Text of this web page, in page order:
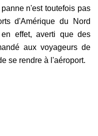
n'est toutefois pas
d'Amérique du Nord
effet, averti que des
aux voyageurs de
se rendre à l'aéroport.